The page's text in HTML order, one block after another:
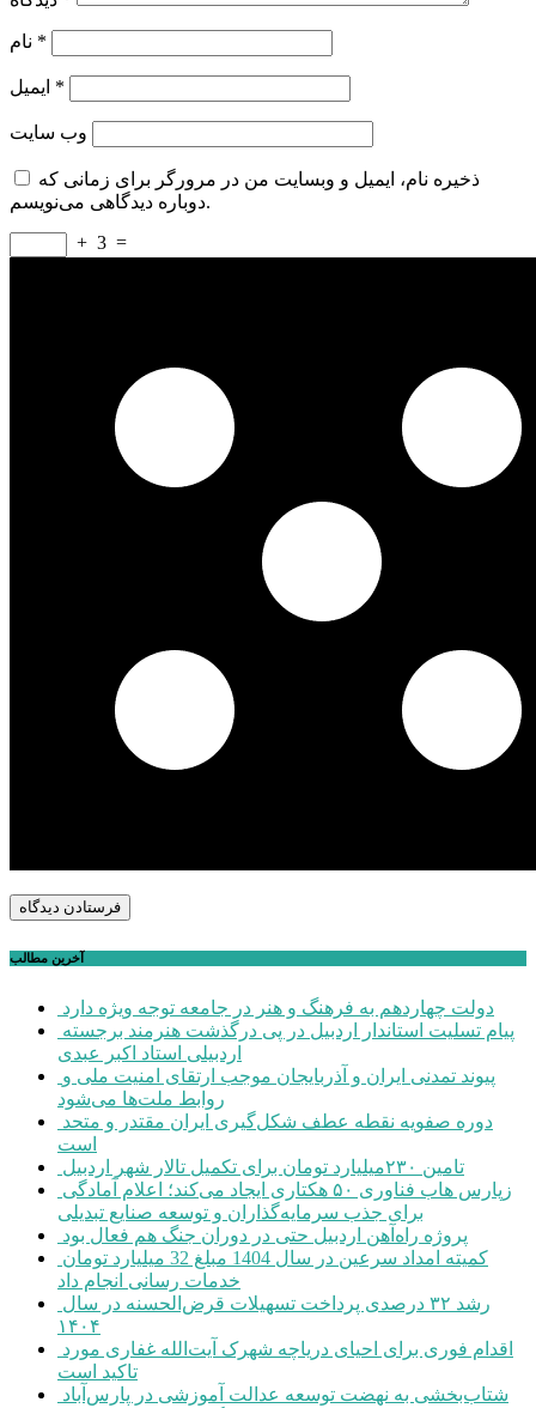
*
*
وب‌ سایت
ذخیره نام، ایمیل و وبسایت من در مرورگر برای زمانی که
دوباره دیدگاهی می‌نویسم.
+ 3 =
آخرین مطالب
دولت چهاردهم به فرهنگ و هنر در جامعه توجه ویژه دارد
اردبیلی استاد اکبر عبدی
روابط ملت‌ها می‌شود
است
تامین ۲۳۰میلیارد تومان برای تکمیل تالار شهر اردبیل
برای جذب سرمایه‌گذاران و توسعه صنایع تبدیلی
پروژه راه‌آهن اردبیل حتی در دوران جنگ هم فعال بود
خدمات رسانی انجام داد
۱۴۰۴
تاکید است
شتاب‌بخشی به نهضت توسعه عدالت آموزشی در پارس‌آباد